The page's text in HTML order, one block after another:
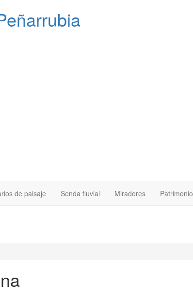
de paisaje Senda fluvial Miradores Patrimonio